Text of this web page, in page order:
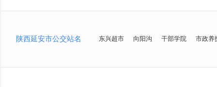
陕西延安市公交站名 东兴超市 向阳沟 干部学院 市政养